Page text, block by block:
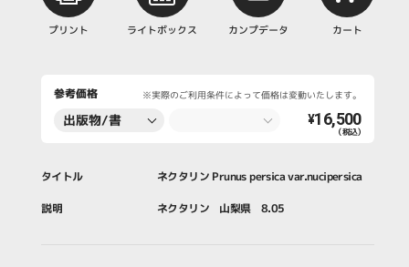
プリント ライトボックス カンプデータ カート
参考価格 ※実際のご利用条件によって価格は変動いたします。
出版物/書
¥16,500
（税込）
タイトル ネクタリン Prunus persica var.nucipersica
説明 ネクタリン 山梨県 8.05